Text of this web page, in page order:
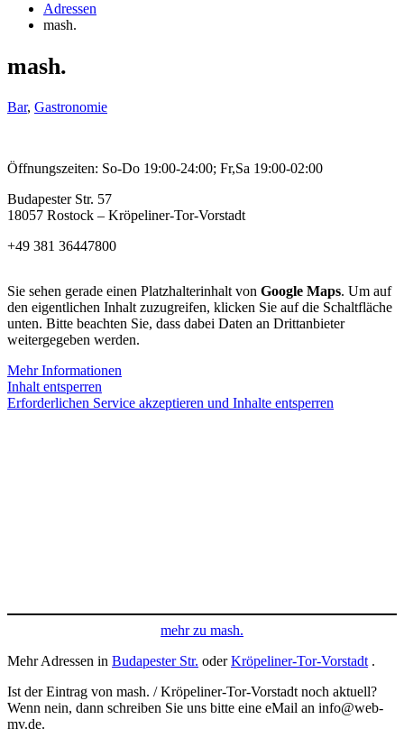
Adressen
mash.
mash.
Bar, Gastronomie
Öffnungszeiten: So-Do 19:00-24:00; Fr,Sa 19:00-02:00
Budapester Str. 57
18057 Rostock – Kröpeliner-Tor-Vorstadt
+49 381 36447800
Sie sehen gerade einen Platzhalterinhalt von Google Maps. Um auf
den eigentlichen Inhalt zuzugreifen, klicken Sie auf die Schaltfläche
unten. Bitte beachten Sie, dass dabei Daten an Drittanbieter
weitergegeben werden.
Mehr Informationen
Inhalt entsperren
Erforderlichen Service akzeptieren und Inhalte entsperren
mehr zu mash.
Mehr Adressen in Budapester Str. oderKröpeliner-Tor-Vorstadt .
Ist der Eintrag von mash. / Kröpeliner-Tor-Vorstadt noch aktuell?
Wenn nein, dann schreiben Sie uns bitte eine eMail an info@web-
mv.de.